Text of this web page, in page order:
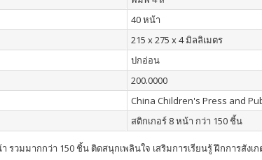
40 หน้า
215 x 275 x 4 มิลลิเมตร
ปกอ่อน
200.0000
China Children's Press and
สติกเกอร์ 8 หน้า กว่า 150 ชิ้น
รวมมากกว่า 150 ชิ้น ติดสนุกเพลินใจ เสริมการเรียนรู้ ฝึกการสังเก